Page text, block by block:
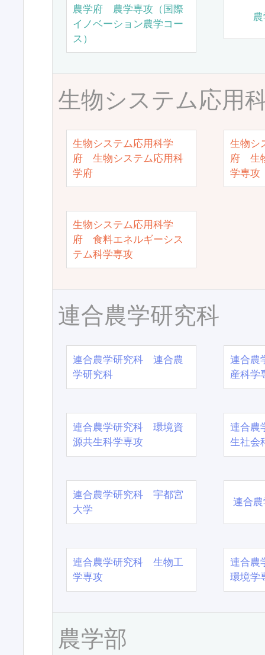
農学府 農学専攻（国際
イノベーション農学コー
ス）
生物システム応用
生物システム応用科学
府 生物システム応用科
学府
生物シ
府 生
学専攻
生物システム応用科学
府 食料エネルギーシス
テム科学専攻
連合農学研究科
連合農学研究科 連合農
学研究科
連合農
産科学
連合農学研究科 環境資
源共生科学専攻
連合農
生社会
連合農学研究科 宇都宮
大学
連合
連合農学研究科 生物工
学専攻
連合農
環境学
農学部